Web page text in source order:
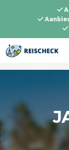
inhoud